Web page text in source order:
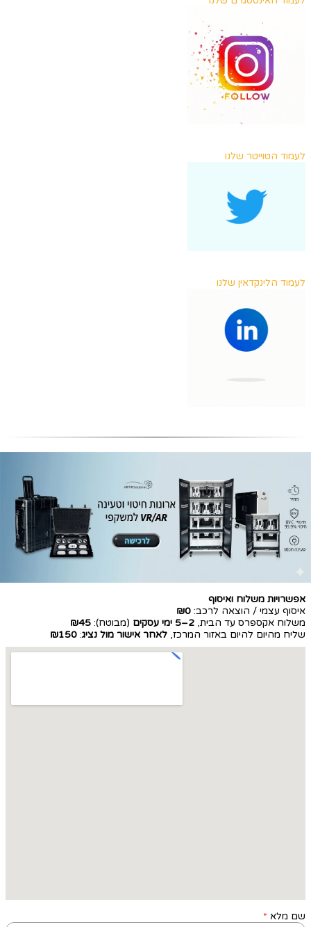
לעמוד הטוייטר שלנו
לעמוד הלינקדאין שלנו
אפשרויות משלוח ואיסוף
איסוף עצמי / הוצאה לרכב: ₪0
משלוח אקספרס עד הבית, 2–5 ימי עסקים (מבוטח): ₪45
שליח מהיום להיום באזור המרכז, לאחר אישור מול נציג:
₪150
שם מלא *